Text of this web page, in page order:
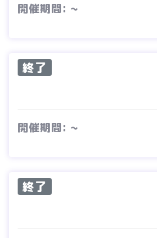
開催期間: ~
終了
開催期間: ~
終了